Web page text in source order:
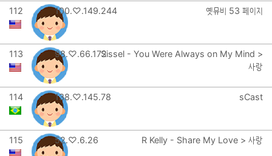
112 100.♡.149.244 옛뮤비 53 페이지
113 98.♡.66.172Sissel - You Were Always on My Mind >
사랑
114 138.♡.145.78 sCast
115 52.♡.6.26 R Kelly - Share My Love > 사랑